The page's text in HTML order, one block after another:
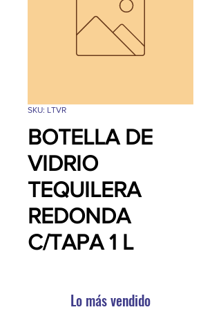
SKU: LTVR
BOTELLA DE
VIDRIO
TEQUILERA
REDONDA
C/TAPA 1 L
Lo más vendido